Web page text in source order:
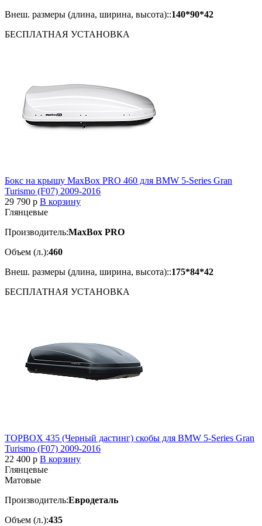
Внеш. размеры (длина, ширина, высота)::140*90*42
БЕСПЛАТНАЯ УСТАНОВКА
Бокс на крышу MaxBox PRO 460 для BMW 5-Series Gran
Turismo (F07) 2009-2016
29 790 p В корзину
Глянцевые
Производитель:MaxBox PRO
Объем (л.):460
Внеш. размеры (длина, ширина, высота)::175*84*42
БЕСПЛАТНАЯ УСТАНОВКА
TOPBOX 435 (Черный дастинг) скобы для BMW 5-Series Gran
Turismo (F07) 2009-2016
22 400 p В корзину
Глянцевые
Матовые
Производитель:Евродеталь
Объем (л.):435